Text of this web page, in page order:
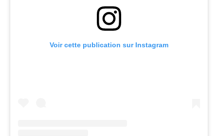
Voir cette publication sur Instagram